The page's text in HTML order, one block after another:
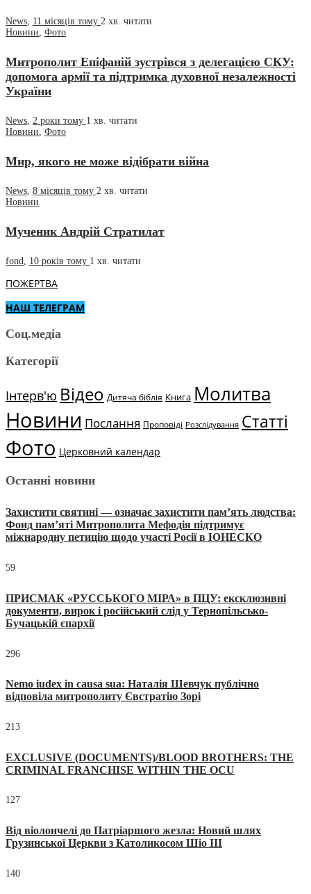
News, 11 місяців тому 2 хв. читати
Новини, Фото
Митрополит Епіфаній зустрівся з делегацією СКУ:
допомога армії та підтримка духовної незалежності
України
News 2 роки тому 1 хв. читати
Новини Фото
Мир, якого не може відібрати війна
News 8 місяців тому 2 хв. читати
Новини
Мученик Андрій Стратилат
fond 10 років тому 1 хв. читати
ПОЖЕРТВА
НАШ ТЕЛЕГРАМ
Соц.медіа
Категорії
Інтерв'ю Відео Дитяча біблія Книга Молитва
Новини Послання Проповіді Розслідування Статті
Фото Церковний календар
Останні новини
Захистити святині — означає захистити пам’ять людства:
Фонд пам’яті Митрополита Мефодія підтримує
міжнародну петицію щодо участі Росії в ЮНЕСКО
59
ПРИСМАК «РУССЬКОГО МІРА» в ПЦУ: ексклюзивні
документи, вирок і російський слід у Тернопільсько-
Бучацькій єпархії
296
Nemo iudex in causa sua: Наталія Шевчук публічно
відповіла митрополиту Євстратію Зорі
213
EXCLUSIVE (DOCUMENTS)/BLOOD BROTHERS: THE
CRIMINAL FRANCHISE WITHIN THE OCU
127
Від віолончелі до Патріаршого жезла: Новий шлях
Грузинської Церкви з Католикосом Шіо III
140